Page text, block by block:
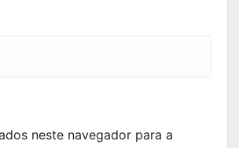
neste navegador para a